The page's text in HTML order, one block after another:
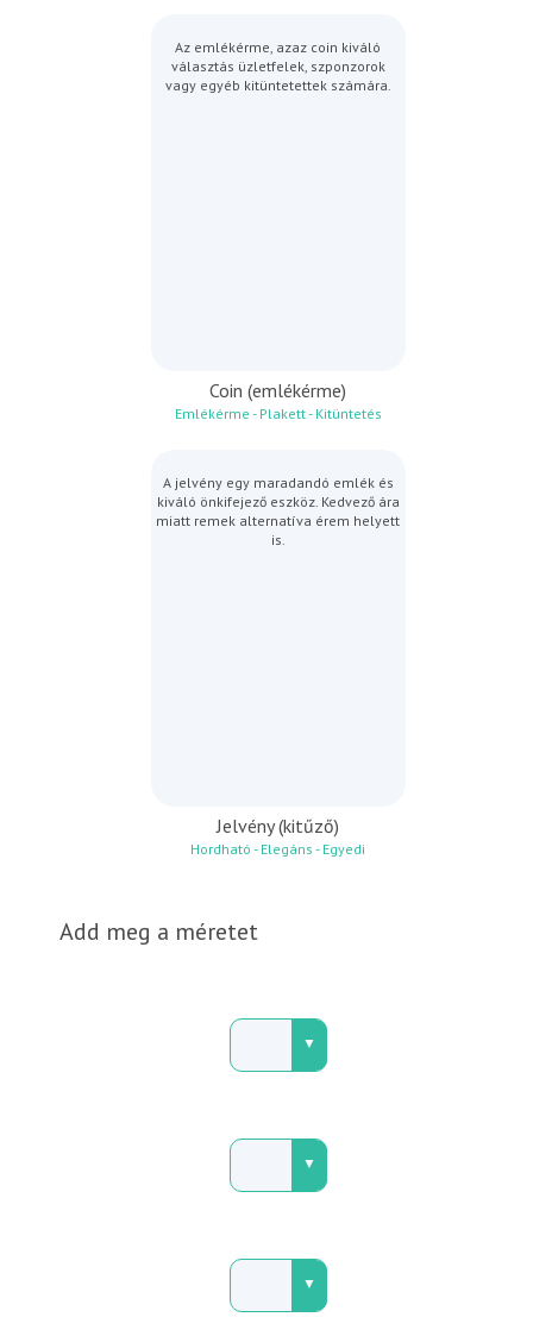
Az emlékérme, azaz coin kiváló
választás üzletfelek, szponzorok
vagy egyéb kitüntetettek számára.
Coin (emlékérme)
Emlékérme - Plakett - Kitüntetés
A jelvény egy maradandó emlék és
kiváló önkifejező eszköz. Kedvező ára
miatt remek alternatíva érem helyett
is.
Jelvény (kitűző)
Hordható - Elegáns - Egyedi
Add meg a méretet